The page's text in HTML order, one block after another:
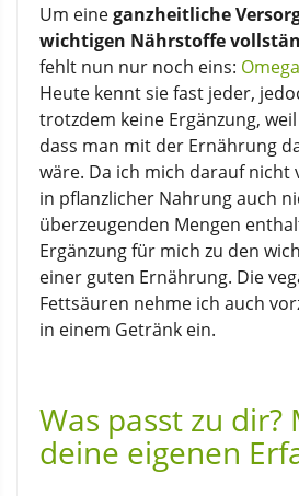
Um eineganzheitliche
wichtigen Nährstoffe
fehlt nun nur noch eins:
Heute kennt sie fast jeder,
trotzdem keine Ergänzung,
dass man mit der Ernährung
wäre. Da ich mich darauf nicht
in pflanzlicher Nahrung auch
überzeugenden Mengen
Ergänzung für mich zu den
einer guten Ernährung. Die
Fettsäuren nehme ich auch
in einem Getränk ein.
Was passt zu dir?
deine eigenen